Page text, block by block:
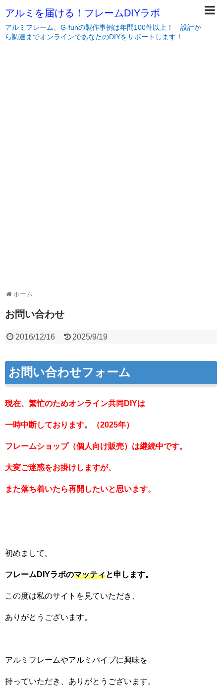
アルミを届ける！フレームDIYラボ
アルミフレーム、G-funの製作事例は年間100件以上！ 設計か
ら調達までオンラインであなたのDIYをサポートします！
ホーム
お問い合わせ
2016/12/16 2025/9/19
お問い合わせフォーム
現在、繁忙のためオンライン共同DIYは
一時中断しております。（2025年）
フレームショップ（個人向け販売）は継続中です。
大変ご迷惑をお掛けしますが、
また落ち着いたら再開したいと思います。
初めまして。
フレームDIYラボのマッティと申します。
この度は私のサイトを見ていただき、
ありがとうございます。
アルミフレームやアルミパイプに興味を
持っていただき、ありがとうございます。